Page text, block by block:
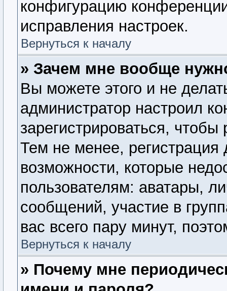
конфигурацию
исправления настроек.
Вернуться к началу
» Зачем мне вообще
Вы можете этого и не
администратор настроил
зарегистрироваться,
Тем не менее,
возможности, которые
пользователям: аватары,
сообщений, участие в
вас всего пару минут,
Вернуться к началу
» Почему мне